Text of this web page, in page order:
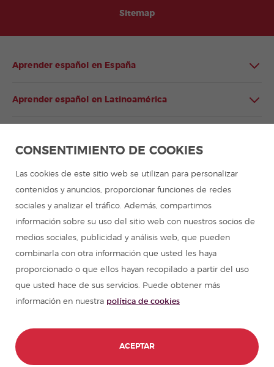
Sitemap
Aprender español en España
Aprender español en Latinoamérica
Campamentos de verano
Cursos de español
Recursos para aprender español
Partners
Guía de viajes en España
Guías de viajes en Latinoamérica
CONSENTIMIENTO DE COOKIES
Las cookies de este sitio web se utilizan para personalizar
contenidos y anuncios, proporcionar funciones de redes
sociales y analizar el tráfico. Además, compartimos
información sobre su uso del sitio web con nuestros socios de
medios sociales, publicidad y análisis web, que pueden
combinarla con otra información que usted les haya
proporcionado o que ellos hayan recopilado a partir del uso
que usted hace de sus servicios. Puede obtener más
información en nuestra política de cookies
ACEPTAR